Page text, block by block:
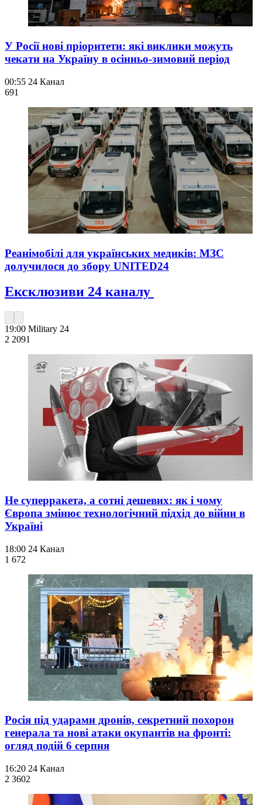
У Росії нові пріоритети: які виклики можуть
чекати на Україну в осінньо-зимовий період
00:55 24 Канал
691
Реанімобілі для українських медиків: МЗС
долучилося до збору UNITED24
Ексклюзиви 24 каналу
19:00 Military 24
2 2091
Не суперракета, а сотні дешевих: як і чому
Європа змінює технологічний підхід до війни в
Україні
18:00 24 Канал
1 672
Росія під ударами дронів, секретний похорон
генерала та нові атаки окупантів на фронті:
огляд подій 6 серпня
16:20 24 Канал
2 3602